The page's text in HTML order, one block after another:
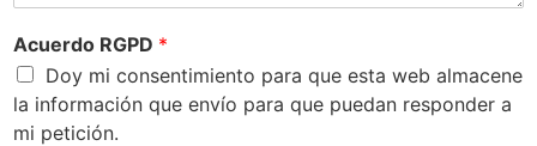
Acuerdo RGPD *
Doy mi consentimiento para que esta web almacene
la información que envío para que puedan responder a
mi petición.